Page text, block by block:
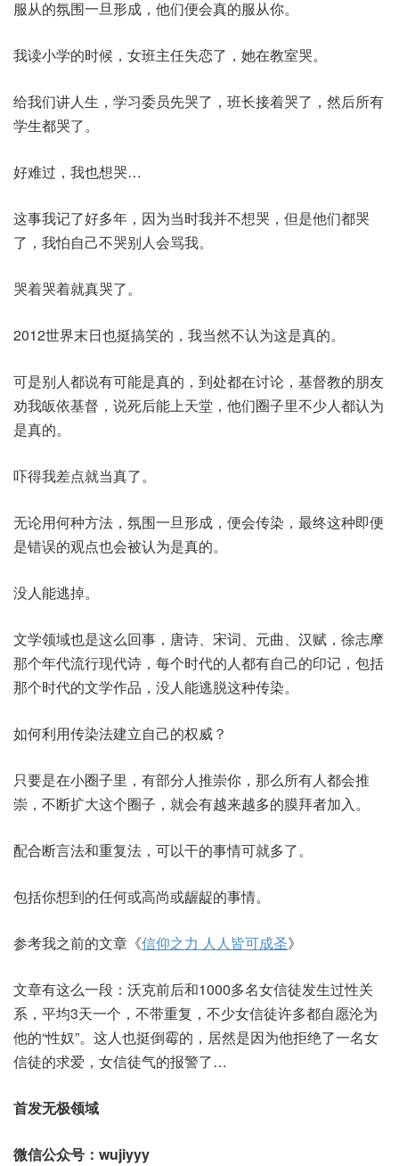
服从的氛围一旦形成，他们便会真的服从你。
我读小学的时候，女班主任失恋了，她在教室哭。
给我们讲人生，学习委员先哭了，班长接着哭了，然后所有
学生都哭了。
好难过，我也想哭…
这事我记了好多年，因为当时我并不想哭，但是他们都哭
了，我怕自己不哭别人会骂我。
哭着哭着就真哭了。
2012世界末日也挺搞笑的，我当然不认为这是真的。
可是别人都说有可能是真的，到处都在讨论，基督教的朋友
劝我皈依基督，说死后能上天堂，他们圈子里不少人都认为
是真的。
吓得我差点就当真了。
无论用何种方法，氛围一旦形成，便会传染，最终这种即便
是错误的观点也会被认为是真的。
没人能逃掉。
文学领域也是这么回事，唐诗、宋词、元曲、汉赋，徐志摩
那个年代流行现代诗，每个时代的人都有自己的印记，包括
那个时代的文学作品，没人能逃脱这种传染。
如何利用传染法建立自己的权威？
只要是在小圈子里，有部分人推崇你，那么所有人都会推
崇，不断扩大这个圈子，就会有越来越多的膜拜者加入。
配合断言法和重复法，可以干的事情可就多了。
包括你想到的任何或高尚或龌龊的事情。
参考我之前的文章《信仰之力 人人皆可成圣》
文章有这么一段：沃克前后和1000多名女信徒发生过性关
系，平均3天一个，不带重复，不少女信徒许多都自愿沦为
他的“性奴”。这人也挺倒霉的，居然是因为他拒绝了一名女
信徒的求爱，女信徒气的报警了…
首发无极领域
微信公众号：wujiyyy